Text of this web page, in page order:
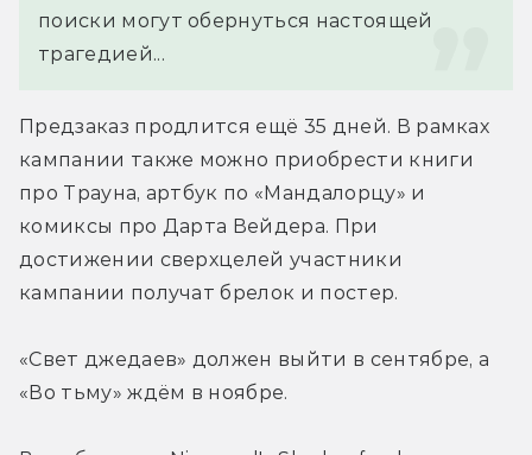
поиски могут обернуться настоящей
трагедией...
Предзаказ продлится ещё 35 дней. В рамках
кампании также можно приобрести книги
про Трауна, артбук по «Мандалорцу» и
комиксы про Дарта Вейдера. При
достижении сверхцелей участники
кампании получат брелок и постер.
«Свет джедаев» должен выйти в сентябре, а
«Во тьму» ждём в ноябре.